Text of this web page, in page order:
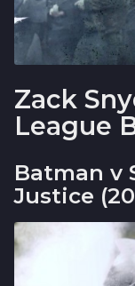
Zack
League
Batman v
Justice